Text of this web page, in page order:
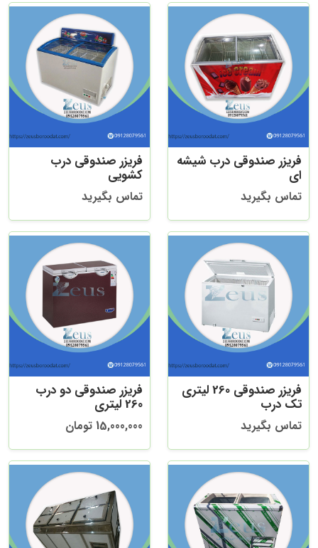
فریزر صندوقی درب شیشه
ای
تماس بگیرید
فریزر صندوقی درب
کشویی
تماس بگیرید
فریزر صندوقی 260 لیتری
تک درب
تماس بگیرید
فریزر صندوقی دو درب
260 لیتری
15,000,000 تومان